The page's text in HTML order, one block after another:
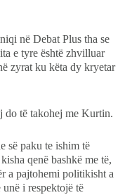
në Debat Plus tha se
e tyre është zhvilluar
zyrat ku këta dy kryetar
do të takohej me Kurtin.
së paku te ishim të
qenë bashkë me të,
a pajtohemi politikisht a
i respektojë të